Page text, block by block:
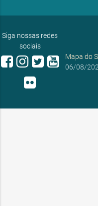
Siga nossas redes
sociais
Mapa do
06/08/